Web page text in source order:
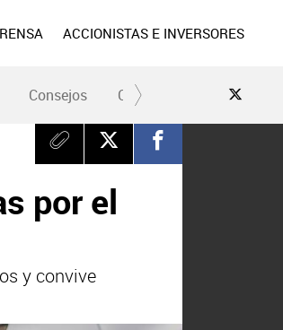
ACCIONISTAS E INVERSORES
Consejos Conduce Seguro
por el
y convive